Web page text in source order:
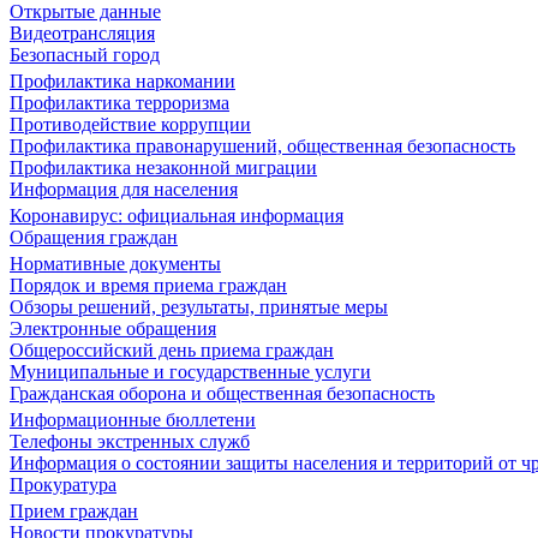
Открытые данные
Видеотрансляция
Безопасный город
Профилактика наркомании
Профилактика терроризма
Противодействие коррупции
Профилактика правонарушений, общественная безопасность
Профилактика незаконной миграции
Информация для населения
Коронавирус: официальная информация
Обращения граждан
Нормативные документы
Порядок и время приема граждан
Обзоры решений, результаты, принятые меры
Электронные обращения
Общероссийский день приема граждан
Муниципальные и государственные услуги
Гражданская оборона и общественная безопасность
Информационные бюллетени
Телефоны экстренных служб
Информация о состоянии защиты населения и территорий от
Прокуратура
Прием граждан
Новости прокуратуры